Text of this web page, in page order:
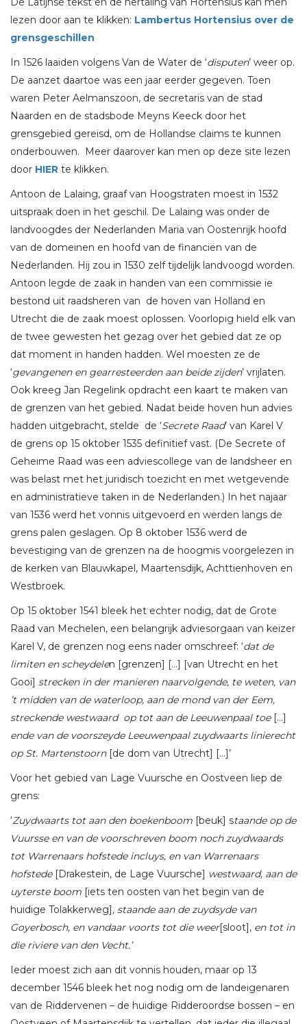
lezen door aan te klikken: Lambertus Hortensius over de
grensgeschillen
In 1526 laaiden volgens Van de Water de ‘disputen’ weer op.
De aanzet daartoe was een jaar eerder gegeven. Toen
waren Peter Aelmanszoon, de secretaris van de stad
Naarden en de stadsbode Meyns Keeck door het
grensgebied gereisd, om de Hollandse claims te kunnen
onderbouwen. Meer daarover kan men op deze site lezen
door HIER te klikken.
Antoon de Lalaing, graaf van Hoogstraten moest in 1532
uitspraak doen in het geschil. De Lalaing was onder de
landvoogdes der Nederlanden Maria van Oostenrijk hoofd
van de domeinen en hoofd van de financiën van de
Nederlanden. Hij zou in 1530 zelf tijdelijk landvoogd worden.
Antoon legde de zaak in handen van een commissie ie
bestond uit raadsheren van de hoven van Holland en
Utrecht die de zaak moest oplossen. Voorlopig hield elk van
de twee gewesten het gezag over het gebied dat ze op
dat moment in handen hadden. Wel moesten ze de
‘gevangenen en gearresteerden aan beide zijden’ vrijlaten.
Ook kreeg Jan Regelink opdracht een kaart te maken van
de grenzen van het gebied. Nadat beide hoven hun advies
hadden uitgebracht, stelde de ‘Secrete Raad’ van Karel V
de grens op 15 oktober 1535 definitief vast. (De Secrete of
Geheime Raad was een adviescollege van de landsheer en
was belast met het juridisch toezicht en met wetgevende
en administratieve taken in de Nederlanden.) In het najaar
van 1536 werd het vonnis uitgevoerd en werden langs de
grens palen geslagen. Op 8 oktober 1536 werd de
bevestiging van de grenzen na de hoogmis voorgelezen in
de kerken van Blauwkapel, Maartensdijk, Achttienhoven en
Westbroek.
Op 15 oktober 1541 bleek het echter nodig, dat de Grote
Raad van Mechelen, een belangrijk adviesorgaan van keizer
Karel V, de grenzen nog eens nader omschreef: ‘dat de
limiten en scheydelen [grenzen] […] [van Utrecht en het
Gooi] strecken in der manieren naarvolgende, te weten, van
’t midden van de waterloop, aan de mond van der Eem,
streckende westwaard op tot aan de Leeuwenpaal toe[…]
ende van de voorszeyde Leeuwenpaal zuydwaarts linierecht
op St. Martenstoorn [de dom van Utrecht] […]’
Voor het gebied van Lage Vuursche en Oostveen liep de
grens:
‘Zuydwaarts tot aan den boekenboom [beuk] staande op de
Vuursse en van de voorschreven boom noch zuydwaards
tot Warrenaars hofstede incluys, en van Warrenaars
hofstede [Drakestein, de Lage Vuursche] westwaard, aan de
uyterste boom [iets ten oosten van het begin van de
huidige Tolakkerweg], staande aan de zuydsyde van
Goyerbosch, en vandaar voorts tot die weer[sloot], en tot in
die riviere van den Vecht.’
Ieder moest zich aan dit vonnis houden, maar op 13
december 1546 bleek het nog nodig om de landeigenaren
van de Riddervenen – de huidige Ridderoordse bossen – en